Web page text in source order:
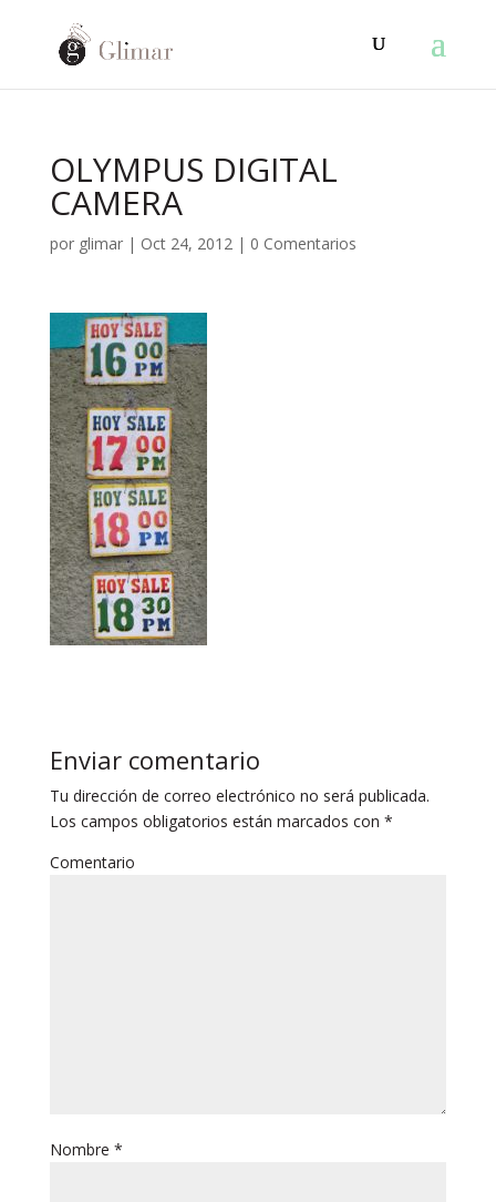
OLYMPUS DIGITAL
CAMERA
por glimar| Oct 24, 2012| 0 Comentarios
Enviar comentario
Tu dirección de correo electrónico no será publicada.
Los campos obligatorios están marcados con *
Comentario
Nombre *